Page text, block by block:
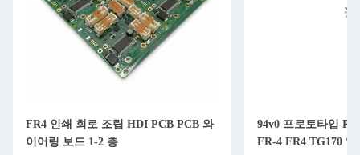
FR4 인쇄 회로 조립 HDI PCB PCB 와
이어링 보드 1-2 층
94v0 프로토타입
FR-4 FR4 TG170 알